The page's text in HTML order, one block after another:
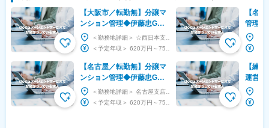
【大阪市／転勤無】分譲マ
ンション管理◆伊藤忠G◆
フレックス・リモート／30
代40代活躍／年休123日
【名古屋／転勤無】分譲マ
ンション管理◆伊藤忠G◆
フレックス・リモート／30
代40代活躍／年休123
【名
管理◆
か月支
ス
【練
運営
◆40～
働